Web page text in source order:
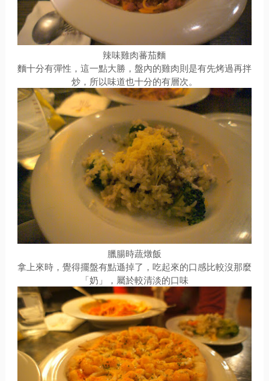
辣味雞肉蕃茄麵
麵十分有彈性，這一點大勝，盤內的雞肉則是有先烤過再拌
炒，所以味道也十分的有層次。
臘腸時蔬燉飯
拿上來時，覺得擺盤有點遜掉了，吃起來的口感比較沒那麼
「奶」，屬於較清淡的口味